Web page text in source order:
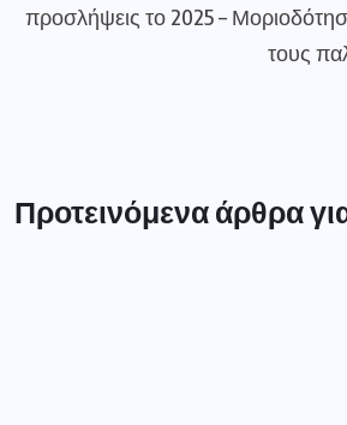
προσλήψεις το 2025 –
τους
Προτεινόμενα άρθρα